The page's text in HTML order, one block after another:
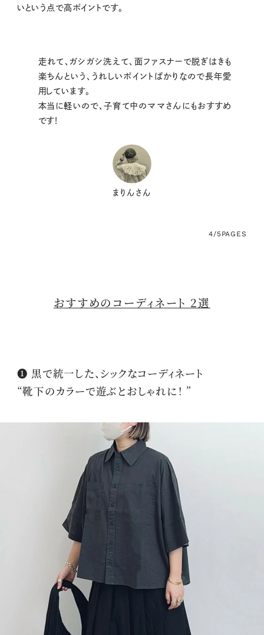
いという点で高ポイントです。
走れて、ガシガシ洗えて、面ファスナーで脱ぎはきも
楽ちんという、うれしいポイントばかりなので長年愛
用しています。
本当に軽いので、子育て中のママさんにもおすすめ
です！
まりんさん
4/5PAGES
おすすめのコーディネート 2選
❶ 黒で統一した、シックなコーディネート
“靴下のカラーで遊ぶとおしゃれに！ ”